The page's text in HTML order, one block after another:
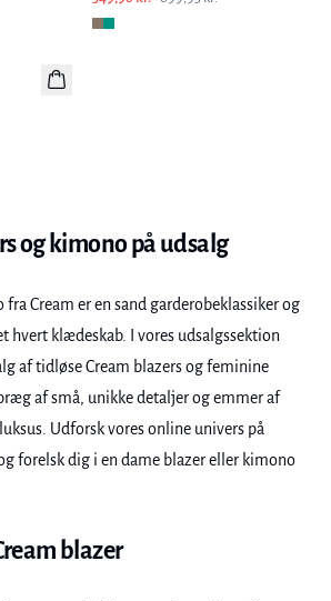
og kimono på udsalg
Cream er en sand garderobeklassiker og
hvert klædeskab. I vores udsalgssektion
af tidløse Cream blazers og feminine
af små, unikke detaljer og emmer af
Udforsk vores online univers på
forelsk dig i en dame blazer eller kimono
blazer